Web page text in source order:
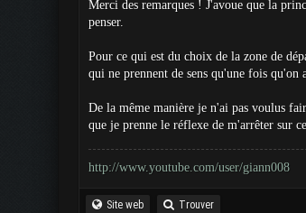
Merci des remarques ! J'avoue que la
penser.
Pour ce qui est du choix de la zone de
qui ne prennent de sens qu'une fois qu'on
De la même manière je n'ai pas voulus
que je prenne le réflexe de m'arrêter sur
http://www.youtube.com/user/giann008
Site web Trouver